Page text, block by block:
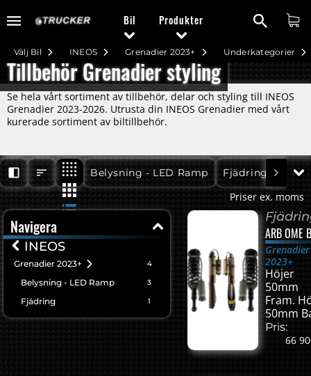
Bil Produkter
Underkategorier
Grenadier 2023+
INEOS
Välj Bil
Tillbehör Grenadier styling
Se hela vårt sortiment av tillbehör, delar och styling till INEOS
Grenadier 2023-2026. Utrusta din INEOS Grenadier med vårt
kurerade sortiment av biltillbehör.
Grenadier 2023+
Belysning - LED Ramp
Grenadier 2023+
Fjädring
Priser ex. moms
Navigera
INEOS
Grenadier 2023+ 4
Belysning - LED Ramp 3
Fjädring 1
ARB OME
Grenadier
2023+
Höjer
50mm
Fram.
50mm
Pris:
66